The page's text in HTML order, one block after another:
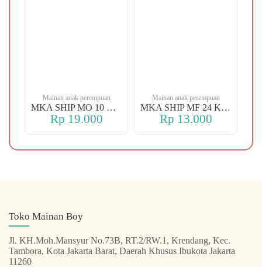
Mainan anak perempuan
MKA SHIP MO 10 CHERRY
Rp 19.000
Mainan anak perempuan
MKA SHIP MF 24 KERANJANG
Rp 13.000
Toko Mainan Boy
Jl. KH.Moh.Mansyur No.73B, RT.2/RW.1, Krendang, Kec.
Tambora, Kota Jakarta Barat, Daerah Khusus Ibukota Jakarta
11260